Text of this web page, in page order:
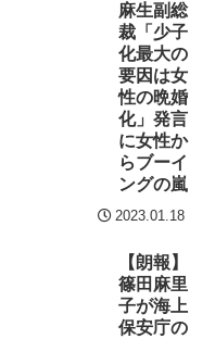
麻生副総
裁「少子
化最大の
要因は女
性の晩婚
化」発言
に女性か
らブーイ
ングの嵐
2023.01.18
【朗報】
篠田麻里
子が海上
保安庁の